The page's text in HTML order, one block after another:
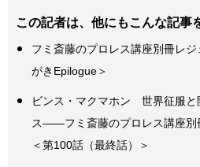
この記者は、他にもこんな記事
フミ斎藤のプロレス講座別冊レジ
がきEpilogue＞
ビンス・マクマホン 世界征服と
ス――フミ斎藤のプロレス講座別
＜第100話（最終話）＞